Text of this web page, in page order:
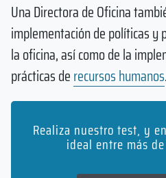
Una Directora de Oficina
implementación de políticas y
la oficina, así como de la
prácticas derecursos humanos.
Realiza nuestro test, y
ideal entre más